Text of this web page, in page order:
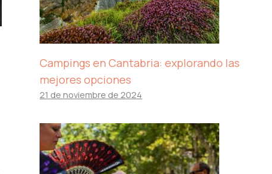
Campings en Cantabria: explorando las
mejores opciones
21 de noviembre de 2024